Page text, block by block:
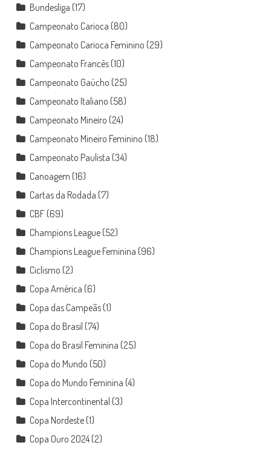
Bundesliga (17)
Campeonato Carioca (80)
Campeonato Carioca Feminino (29)
Campeonato Francês(10)
Campeonato Gaúcho (25)
Campeonato Italiano (58)
Campeonato Mineiro (24)
Campeonato Mineiro Feminino (18)
Campeonato Paulista (34)
Canoagem (16)
Cartas da Rodada (7)
CBF(69)
Champions League(52)
Champions League Feminina (96)
Ciclismo (2)
Copa América (6)
Copa das Campeãs(1)
Copa do Brasil (74)
Copa do Brasil Feminina (25)
Copa do Mundo (50)
Copa do Mundo Feminina (4)
Copa Intercontinental (3)
Copa Nordeste(1)
Copa Ouro 2024(2)